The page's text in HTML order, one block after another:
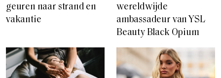
geuren naar strand en
vakantie
wereldwijde
ambassadeur van YSL
Beauty Black Opium